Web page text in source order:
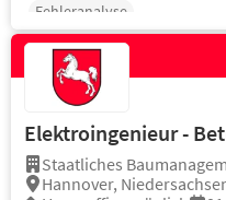
Fehleranalyse
Elektroingenieur -
Staatliches
Hannover,